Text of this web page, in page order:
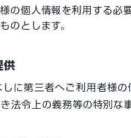
の個人情報を利用する
のとします。
供
に第三者へご利用者様
法令上の義務等の特別な